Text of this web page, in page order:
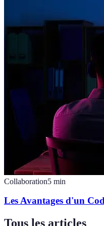
Collaboration5 min
Les Avantages d'un
Tous les articles